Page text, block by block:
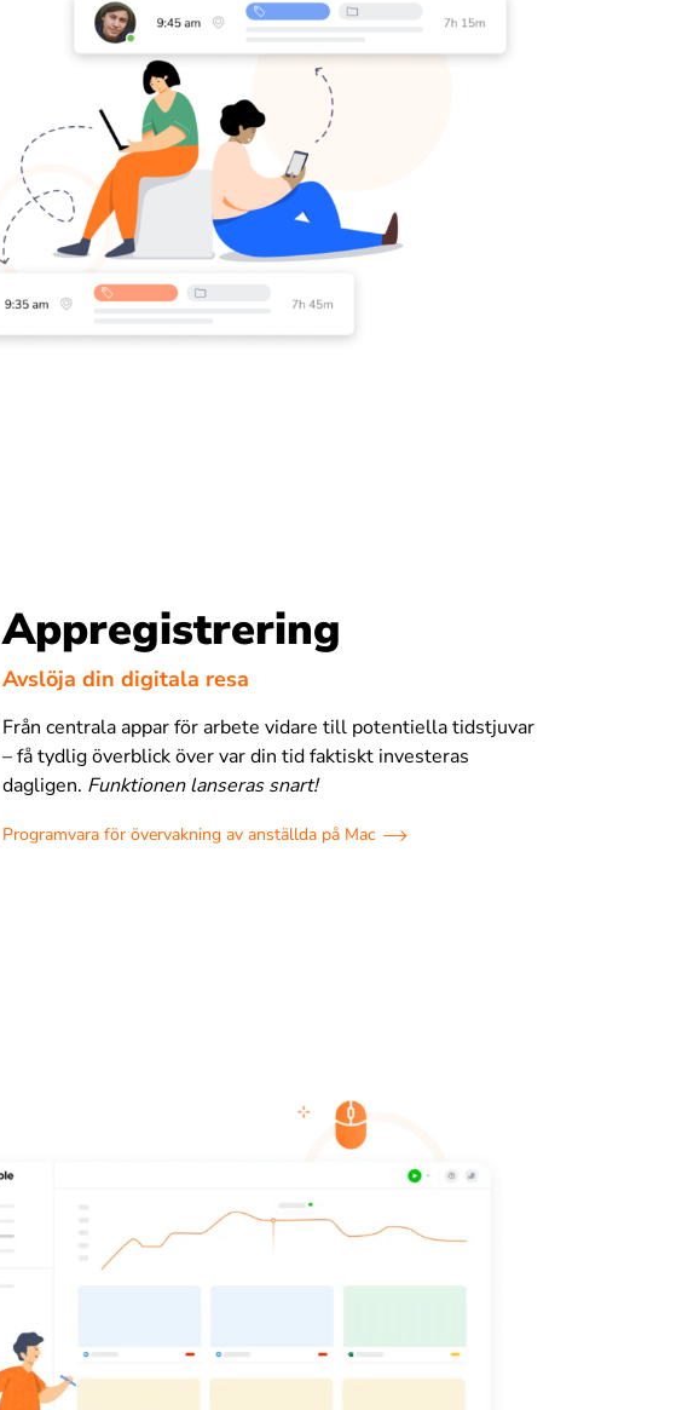
Appregistrering
Avslöja din digitala resa
Från centrala appar för arbete vidare till potentiella tidstjuvar
– få tydlig överblick över var din tid faktiskt investeras
dagligen. Funktionen lanseras snart!
Programvara för övervakning av anställda på Mac